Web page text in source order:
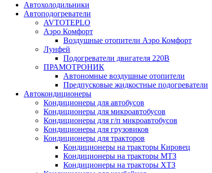
Автохолодильники
Автоподогреватели
AVTOTEPLO
Аэро Комфорт
Воздушные отопители Аэро Комфорт
Лунфей
Подогреватели двигателя 220В
ПРАМОТРОНИК
Автономные воздушные отопители
Предпусковые жидкостные подогреватели
Автокондиционеры
Кондиционеры для автобусов
Кондиционеры для микроавтобусов
Кондиционеры для г/п микроавтобусов
Кондиционеры для грузовиков
Кондиционеры для тракторов
Кондиционеры на тракторы Кировец
Кондиционеры на тракторы МТЗ
Кондиционеры на тракторы ХТЗ